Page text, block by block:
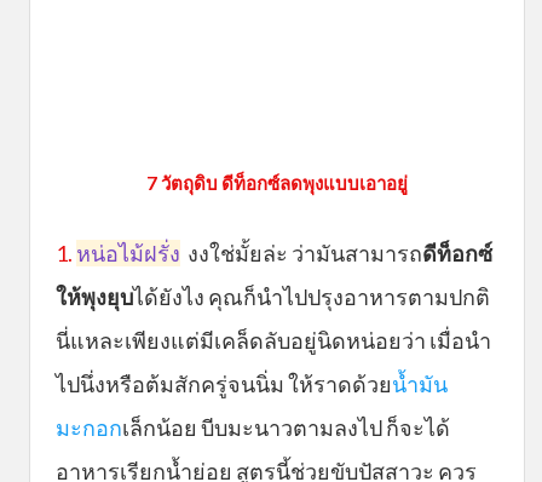
7 วัตถุดิบ ดีท็อกซ์ลดพุงแบบเอาอยู่
1. หน่อไม้ฝรั่ง งงใช่มั้ยล่ะ ว่ามันสามารถดีท็อกซ์
ให้พุงยุบได้ยังไง คุณก็นำไปปรุงอาหารตามปกติ
นี่แหละเพียงแต่มีเคล็ดลับอยู่นิดหน่อยว่า เมื่อนำ
ไปนึ่งหรือต้มสักครู่จนนิ่ม ให้ราดด้วยน้ำมัน
มะกอกเล็กน้อย บีบมะนาวตามลงไป ก็จะได้
อาหารเรียกน้ำย่อย สูตรนี้ช่วยขับปัสสาวะ ควร